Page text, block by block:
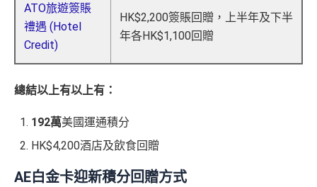
ATO旅遊簽賬
禮遇 (Hotel
Credit)
HK$2,200簽賬回贈，上半年及下半
年各HK$1,100回贈
總結以上有以上有：
192萬美國運通積分
HK$4,200酒店及飲食回贈
AE白金卡迎新積分回贈方式